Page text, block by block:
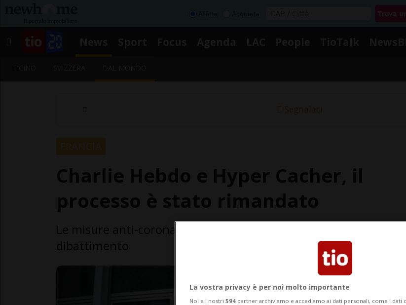
Segnalaci
La vostra privacy è per noi molto importante
Noi e i nostri 594 partner archiviamo e accediamo ai dati personali, come i dati